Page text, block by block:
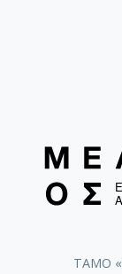
ΤΑΜΟ